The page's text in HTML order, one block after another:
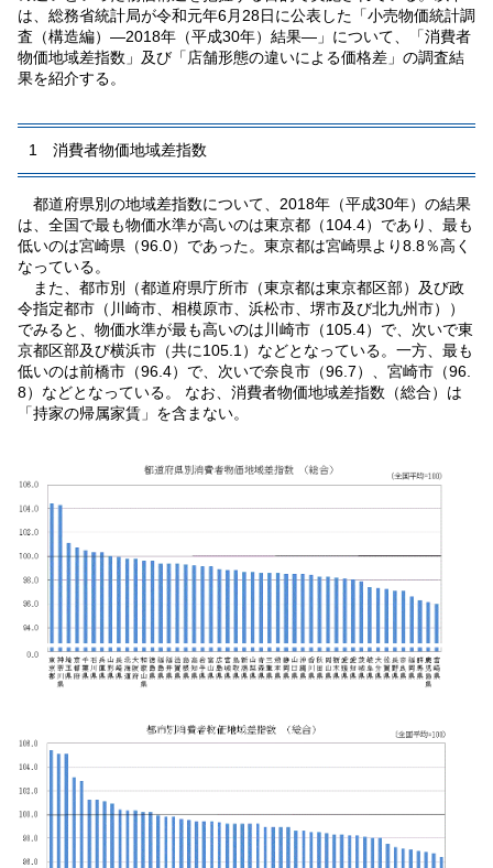
は、総務省統計局が令和元年6月28日に公表した「小売物価統計調
査（構造編）―2018年（平成30年）結果―」について、「消費者
物価地域差指数」及び「店舗形態の違いによる価格差」の調査結
果を紹介する。
1 消費者物価地域差指数
都道府県別の地域差指数について、2018年（平成30年）の結果
は、全国で最も物価水準が高いのは東京都（104.4）であり、最も
低いのは宮崎県（96.0）であった。東京都は宮崎県より8.8％高く
なっている。
また、都市別（都道府県庁所市（東京都は東京都区部）及び政
令指定都市（川崎市、相模原市、浜松市、堺市及び北九州市））
でみると、物価水準が最も高いのは川崎市（105.4）で、次いで東
京都区部及び横浜市（共に105.1）などとなっている。一方、最も
低いのは前橋市（96.4）で、次いで奈良市（96.7）、宮崎市（96.
8）などとなっている。 なお、消費者物価地域差指数（総合）は
「持家の帰属家賃」を含まない。